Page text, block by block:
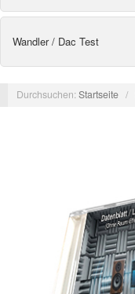
Wandler / Dac Test
Durchsuchen:Startseite /